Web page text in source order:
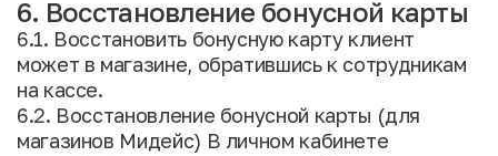
6. Восстановление бонусной карты
6.1. Восстановить бонусную карту клиент
может в магазине, обратившись к сотрудникам
на кассе.
6.2. Восстановление бонусной карты (для
магазинов Мидейс) В личном кабинете